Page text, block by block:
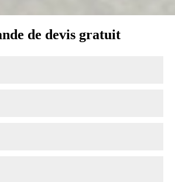
de devis gratuit